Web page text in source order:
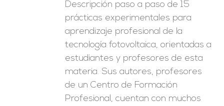
Descripción paso a paso de 15
prácticas experimentales para
aprendizaje profesional de la
tecnología fotovoltaica, orientadas a
estudiantes y profesores de esta
materia. Sus autores, profesores
de un Centro de Formación
Profesional, cuentan con muchos